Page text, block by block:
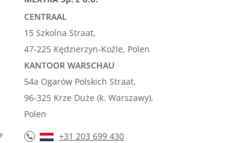
CENTRAAL
15 Szkolna Straat,
47-225 Kędzierzyn-Koźle, Polen
KANTOOR WARSCHAU
54a Ogarów Polskich Straat,
96-325 Krze Duże (k. Warszawy),
Polen
+31 203 699 430